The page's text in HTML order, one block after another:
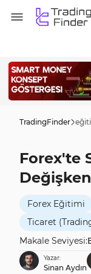
TradingFinder
Forex'te
Forex Eğitimi
Ticaret
Makale Seviyesi:
Yazar:
Sinan Aydın